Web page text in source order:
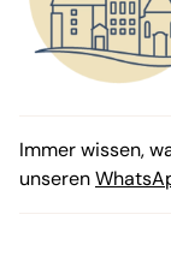
Immer wissen,
unseren